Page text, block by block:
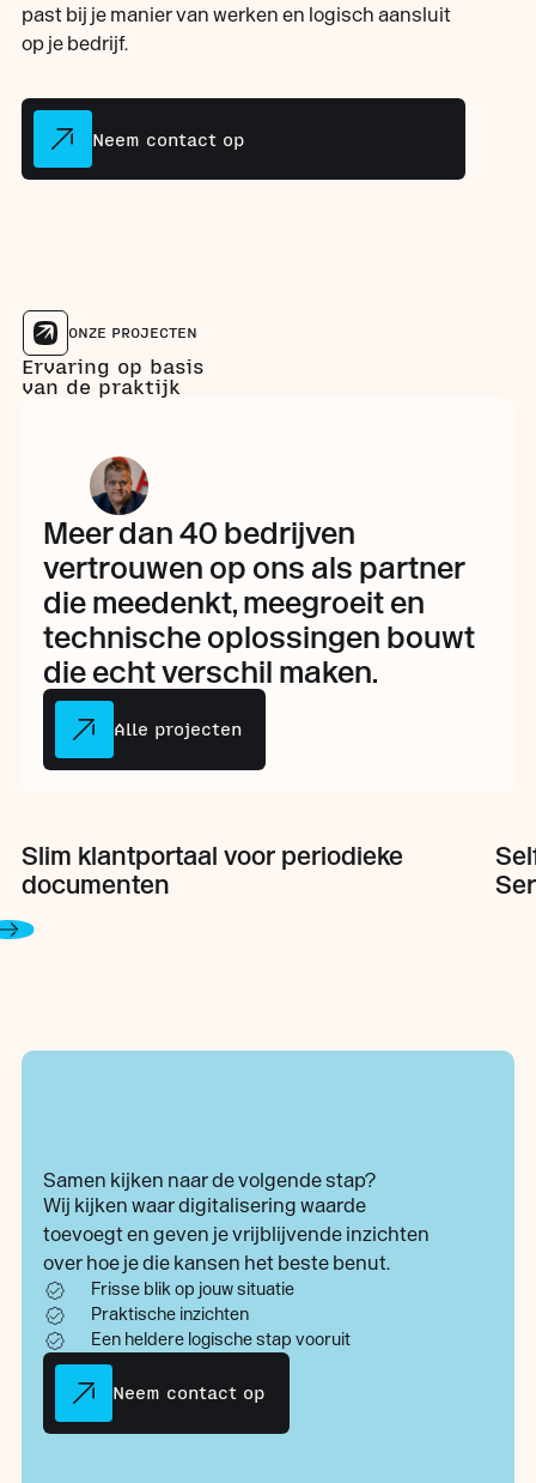
past bij je manier van werken en logisch aansluit
op je bedrijf.
Neem contact op
ONZE PROJECTEN
Ervaring op basis
van de praktijk
Meer dan 40 bedrijven
vertrouwen op ons als partner
die meedenkt, meegroeit en
technische oplossingen bouwt
die echt verschil maken.
Alle projecten
Slim klantportaal voor periodieke
documenten
Samen kijken naar de volgende stap?
Wij kijken waar digitalisering waarde
toevoegt en geven je vrijblijvende inzichten
over hoe je die kansen het beste benut.
Frisse blik op jouw situatie
Praktische inzichten
Een heldere logische stap vooruit
Neem contact op